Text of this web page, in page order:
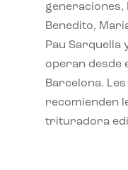
generaciones,
Benedito,
Pau Sarquella
operan desde
Barcelona.
recomienden
trituradora